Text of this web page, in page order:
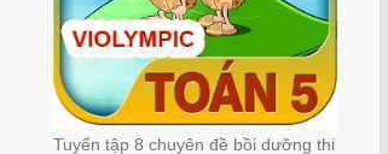
Tuyển tập 8 chuyên đề bồi dưỡng thi